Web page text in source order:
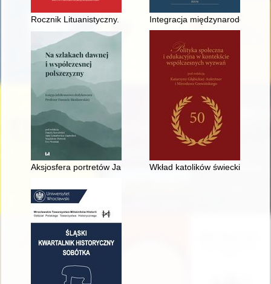
Rocznik Lituanistyczny. T. 9 (2023)Integracja międzynarodowa
Aksjosfera portretów Janotów Bzowskich : dyskretna
Wkład katolików świeckich w